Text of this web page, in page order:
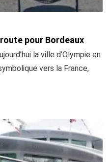
pour Bordeaux
la ville d’Olympie en
vers la France,